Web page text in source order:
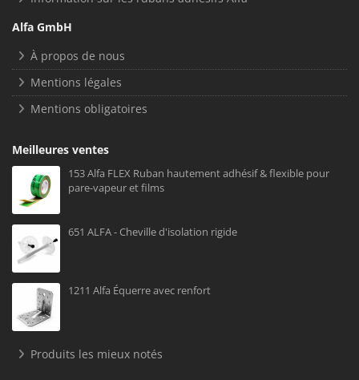
Alfa GmbH
À propos de nous
Mentions légales
Mentions obligatoires
Meilleures ventes
153 Alfa FLEX Ruban hautement adhésif & flexible pour
pare-vapeur et films
651 ALFA - Cheville d'isolation rigide
1211 Alfa Équerre avec renfort
Produits les mieux notés